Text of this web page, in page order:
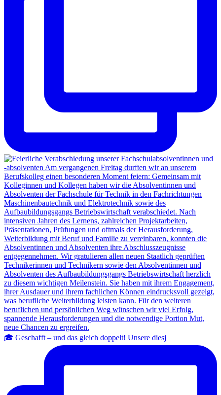
🎓 Geschafft – und das gleich doppelt! Unsere diesj